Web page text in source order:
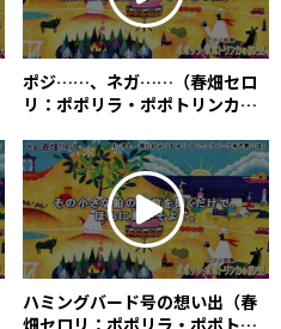
ポジ……、ネガ……（春畑セロ
リ：ポポリラ・ポポトリンカの
Negative (Céleri Haruhata)
ハミングバード号の想い出（春
畑セロリ：ポポリラ・ポポトリ